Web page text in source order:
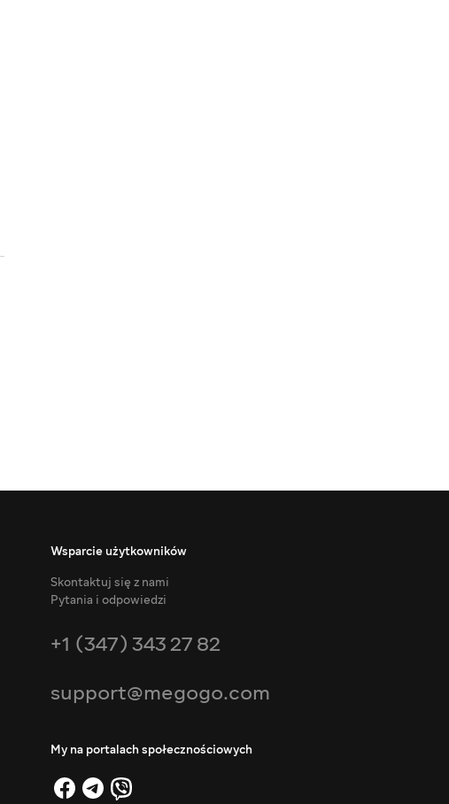
Wsparcie użytkowników
Skontaktuj się z nami
Pytania i odpowiedzi
+1 (347) 343 27 82
support@megogo.com
My na portalach społecznościowych